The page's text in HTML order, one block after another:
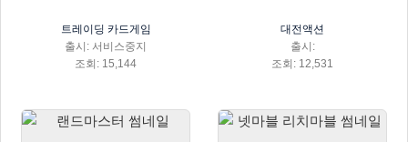
트레이딩 카드게임
출시: 서비스중지
조회: 15,144
대전액션
출시:
조회: 12,531